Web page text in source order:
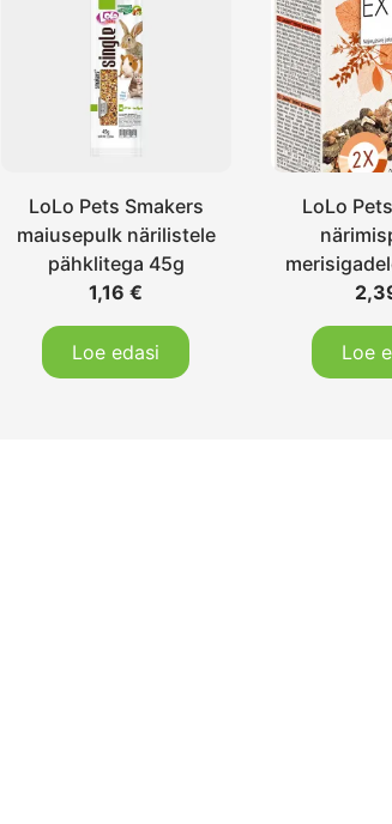
LoLo Pets Smakers
maiusepulk närilistele
pähklitega 45g
1,16€
Loe edasi
LoLo
Loe